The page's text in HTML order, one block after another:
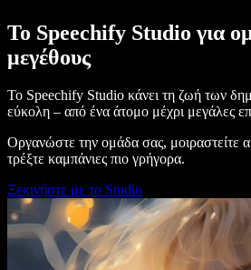
Το Speechify Studio για
μεγέθους
Το Speechify Studio κάνει τη ζωή των
εύκολη – από ένα άτομο μέχρι μεγάλες
Οργανώστε την ομάδα σας, μοιραστείτε
τρέξτε καμπάνιες πιο γρήγορα.
Ξεκινήστε με το Studio